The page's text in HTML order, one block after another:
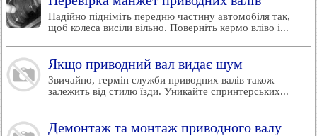
Надійно підніміть передню частину автомобіля так,
щоб колеса висіли вільно. Поверніть кермо вліво і...
Якщо приводний вал видає шум
Звичайно, термін служби приводних валів також
залежить від стилю їзди. Уникайте спринтерських...
Демонтаж та монтаж приводного валу